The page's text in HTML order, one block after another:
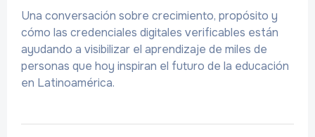
Una conversación sobre crecimiento, propósito y
cómo las credenciales digitales verificables están
ayudando a visibilizar el aprendizaje de miles de
personas que hoy inspiran el futuro de la educación
en Latinoamérica.